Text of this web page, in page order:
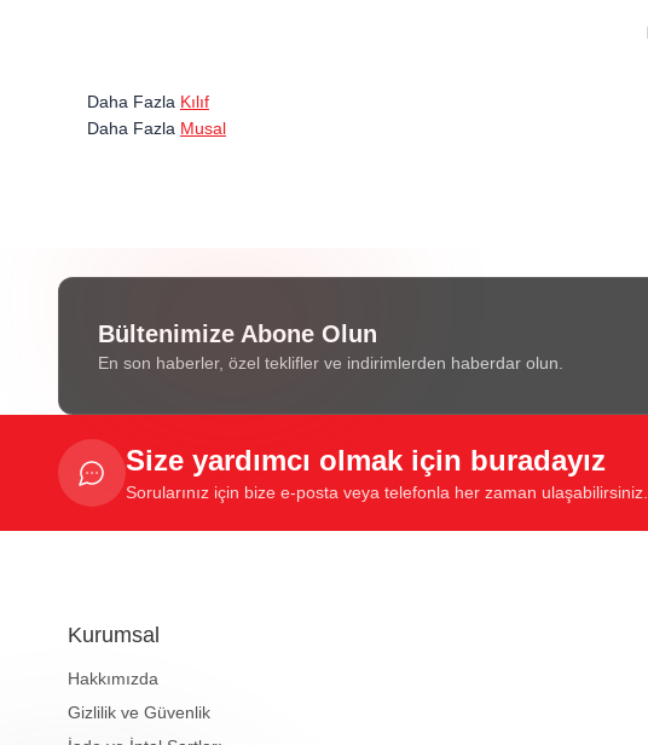
Daha Fazla Kılıf
Daha Fazla Musal
Bültenimize Abone Olun
En son haberler, özel teklifler ve indirimlerden haberdar olun.
Size yardımcı olmak için buradayız
Sorularınız için bize e-posta veya telefonla her zaman ulaşabilirsiniz.
Kurumsal
Hakkımızda
Gizlilik ve Güvenlik